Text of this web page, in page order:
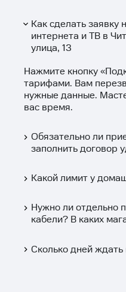
Как сделать заявку
интернета и ТВ в
улица, 13
Нажмите кнопку «
тарифами. Вам
нужные данные.
вас время.
Обязательно ли
заполнить договор
Какой лимит у
Нужно ли отдельно
кабели? В каких
Сколько дней